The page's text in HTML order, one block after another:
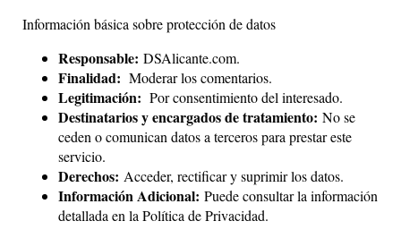
Información básica sobre protección de datos
Responsable: DSAlicante.com.
Finalidad: Moderar los comentarios.
Legitimación: Por consentimiento del interesado.
Destinatarios y encargados de tratamiento: No se
ceden o comunican datos a terceros para prestar este
servicio.
Derechos: Acceder, rectificar y suprimir los datos.
Información Adicional: Puede consultar la información
detallada en la Política de Privacidad.